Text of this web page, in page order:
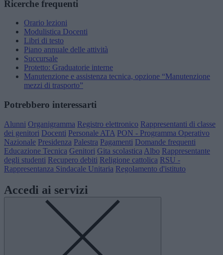
Ricerche frequenti
Orario lezioni
Modulistica Docenti
Libri di testo
Piano annuale delle attività
Succursale
Protetto: Graduatorie interne
Manutenzione e assistenza tecnica, opzione “Manutenzione
mezzi di trasporto”
Potrebbero interessarti
Alunni Organigramma Registro elettronico Rappresentanti di classe
dei genitori Docenti Personale ATA PON - Programma Operativo
Nazionale Presidenza Palestra Pagamenti Domande frequenti
Educazione Tecnica Genitori Gita scolastica Albo Rappresentante
degli studenti Recupero debiti Religione cattolica RSU -
Rappresentanza Sindacale Unitaria Regolamento d'istituto
Accedi ai servizi